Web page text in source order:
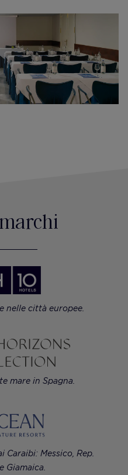
nelle città europee.
mare in Spagna.
Caraibi: Messico, Rep.
Giamaica.